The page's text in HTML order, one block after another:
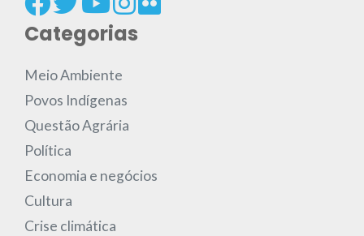
Categorias
Meio Ambiente
Povos Indígenas
Questão Agrária
Política
Economia e negócios
Cultura
Crise climática